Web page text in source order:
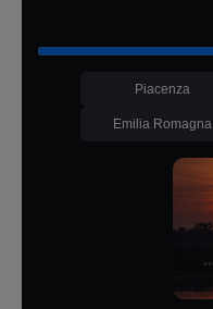
Piacenza
Emilia Romagna